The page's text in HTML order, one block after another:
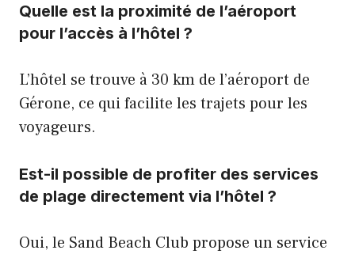
Quelle est la proximité de l’aéroport
pour l’accès à l’hôtel ?
L’hôtel se trouve à 30 km de l’aéroport de
Gérone, ce qui facilite les trajets pour les
voyageurs.
Est-il possible de profiter des services
de plage directement via l’hôtel ?
Oui, le Sand Beach Club propose un service